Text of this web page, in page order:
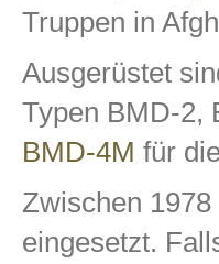
Truppen in
Ausgerüstet
Typen BMD-2,
BMD-4M für
Zwischen
eingesetzt.